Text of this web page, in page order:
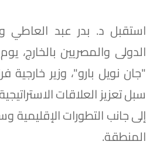
استقبل د. بدر عبد العاطي
"جان نويل بارو"، وزير خارجية
سبل تعزيز العلاقات
إلى جانب التطورات
المنطقة.